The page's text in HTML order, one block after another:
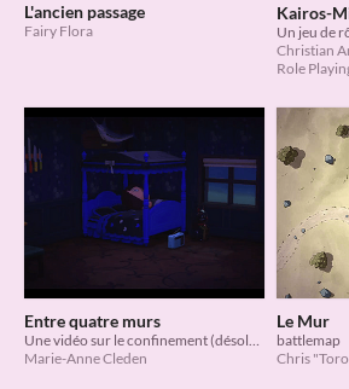
L'ancien passage
Fairy Flora
Kairos-
Un jeu de
Christian
Role
Entre quatre murs
Une vidéo sur le confinement (désolée pour les bugs)
Marie-Anne Cleden
Le Mur
battlemap
Chris